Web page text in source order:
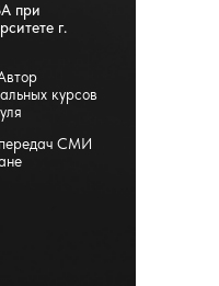
курсов
СМИ
при
г.